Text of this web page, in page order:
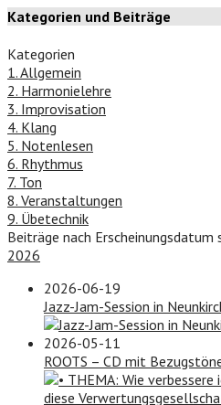
Kategorien und Beiträge
Kategorien
1. Allgemein
2. Harmonielehre
3. Improvisation
4. Klang
5. Notenlesen
6. Rhythmus
7. Ton
8. Veranstaltungen
9. Übetechnik
Beiträge nach
2026
2026-06-19
Jazz-Jam-Session in
2026-05-11
ROOTS – CD mit